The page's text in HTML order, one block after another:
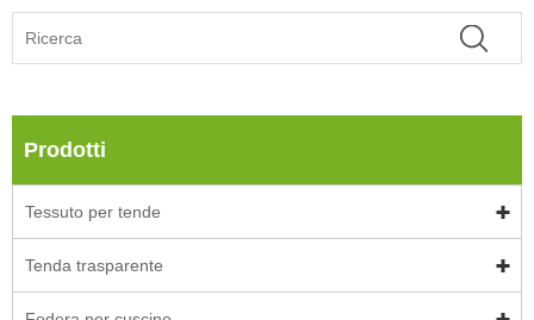
Prodotti
Tessuto per tende
Tenda trasparente